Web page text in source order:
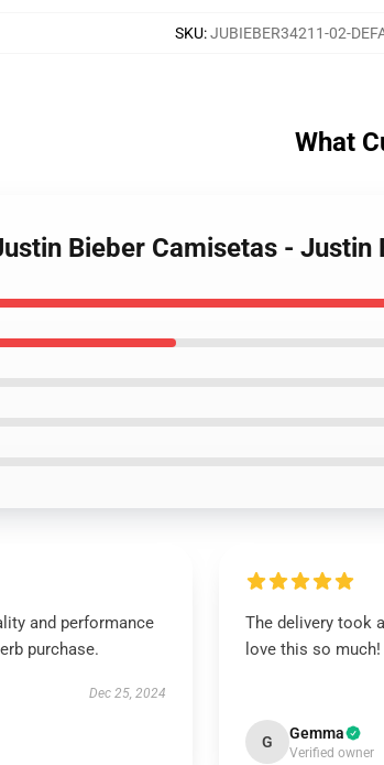
SKU:JUBIEBER34211-02-
What
Bieber Camisetas -
and performance
purchase.
Dec 25, 2024
The delivery took
love this so much!
G Gemma
Verified owner